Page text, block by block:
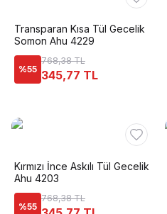
Transparan Kısa Tül Gecelik
Somon Ahu 4229
%55
768,38 TL
345,77 TL
Kırmızı İnce Askılı Tül Gecelik
Ahu 4203
%55
768,38 TL